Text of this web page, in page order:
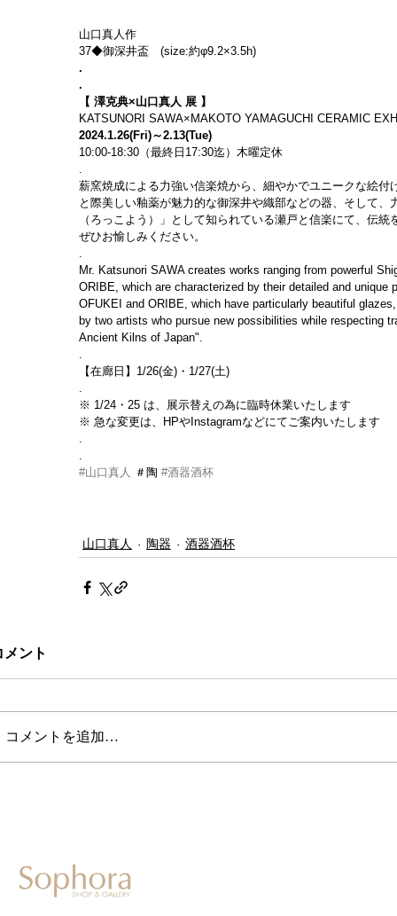
山口真人作
37◆御深井盃　(size:約φ9.2×3.5h)
.
.
【 澤克典×山口真人 展 】
KATSUNORI SAWA×MAKOTO YAMAGUCHI CERAMIC
2024.1.26(Fri)～2.13(Tue)
10:00-18:30（最終日17:30迄）木曜定休
.
薪窯焼成による力強い信楽焼から、細やかでユニークな絵
と際美しい釉薬が魅力的な御深井や織部などの器、そして
（ろっこよう）」として知られている瀬戸と信楽にて、伝
ぜひお愉しみください。
.
Mr. Katsunori SAWA creates works ranging from powerful
ORIBE, which are characterized by their detailed and
OFUKEI and ORIBE, which have particularly beautiful
by two artists who pursue new possibilities while respecting
Ancient Kilns of Japan".
.
【在廊日】1/26(金)・1/27(土)
.
※ 1/24・25 は、展示替えの為に臨時休業いたします
※ 急な変更は、HPやInstagramなどにてご案内いたします
.
.
#山口真人 ＃陶 #酒器酒杯
山口真人 陶器 酒器酒杯
メント
コメントを追加…